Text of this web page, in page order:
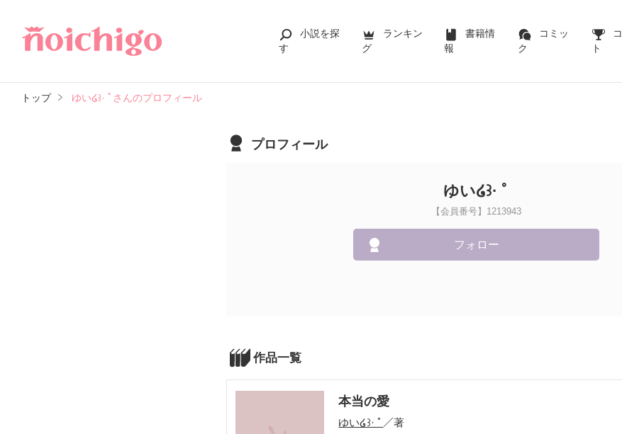
小説を探
す
ランキン
グ
書籍情
報
コミッ
ク
ト
トップ ゆい໒꒱· ﾟさんのプロフィール
プロフィール
ゆい໒꒱· ﾟ
【会員番号】1213943
フォロー
作品一覧
本当の愛
ゆい໒꒱· ﾟ ／著